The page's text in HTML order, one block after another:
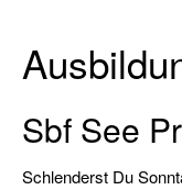
Seeschifferschein
(SSS)
Sbf See
Schlenderst Du